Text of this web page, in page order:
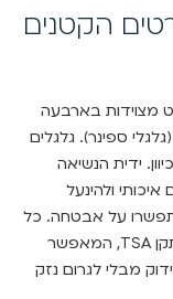
הקטנים
מצוידות בארבעה
המסתובבים 360 מעלות (גלגלי ספינר). גלגלים
ידית הנשיאה
ולהינעל
על אבטחה. כל
המזוודות שלנו מגיעות עם מנעול קומבינציה בתקן TSA, המאפשר
מבלי לגרום נזק